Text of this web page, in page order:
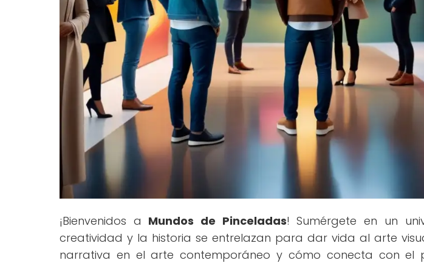
¡Bienvenidos a Mundos de Pinceladas! Sumérgete en un
creatividad y la historia se entrelazan para dar vida al arte
narrativa en el arte contemporáneo y cómo conecta con el